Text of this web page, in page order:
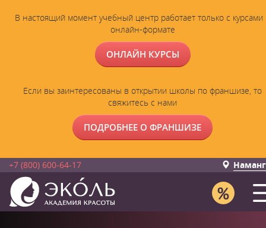
В настоящий момент учебный центр работает только с курсами
онлайн-формате
ОНЛАЙН КУРСЫ
Если вы заинтересованы в открытии школы по франшизе, то
свяжитесь с нами
ПОДРОБНЕЕ О ФРАНШИЗЕ
+7 (800) 600-64-17